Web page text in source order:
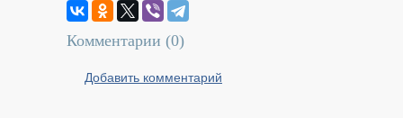
Комментарии (0)
Добавить комментарий